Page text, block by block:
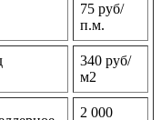
75 руб/
п.м.
340 руб/
м2
2 000